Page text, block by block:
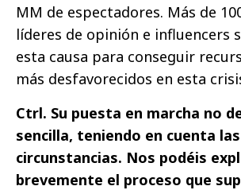
MM de espectadores. Más de
líderes de opinión e influencers
esta causa para conseguir
más desfavorecidos en esta
Ctrl. Su puesta en marcha no
sencilla, teniendo en cuenta las
circunstancias. Nos podéis
brevemente el proceso que